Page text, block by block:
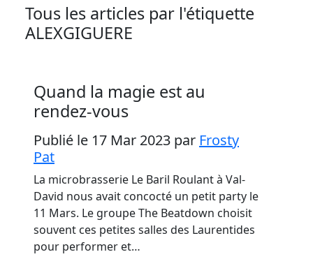
Tous les articles par l'étiquette
ALEXGIGUERE
Quand la magie est au
rendez-vous
Publié le 17 Mar 2023 par Frosty
Pat
La microbrasserie Le Baril Roulant à Val-
David nous avait concocté un petit party le
11 Mars. Le groupe The Beatdown choisit
souvent ces petites salles des Laurentides
pour performer et…